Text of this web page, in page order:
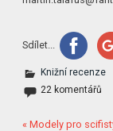
Sdílet...
Knižní recenze
22 komentářů
« Modely pro